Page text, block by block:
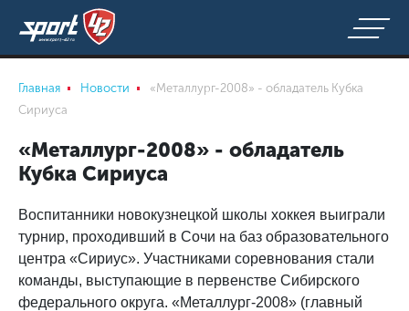
Главная Новости
«Металлург-2008» - обладатель Кубка
Сириуса
«Металлург-2008» - обладатель
Кубка Сириуса
Воспитанники новокузнецкой школы хоккея выиграли
турнир, проходивший в Сочи на баз образовательного
центра «Сириус». Участниками соревнования стали
команды, выступающие в первенстве Сибирского
федерального округа. «Металлург-2008» (главный